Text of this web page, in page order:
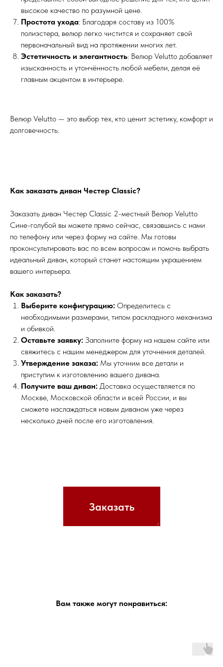
высокое качество по разумной цене.
Простота ухода: Благодаря составу из 100%
полиэстера, велюр легко чистится и сохраняет свой
первоначальный вид на протяжении многих лет.
Эстетичность и элегантность: Велюр Velutto добавляет
изысканность и утончённость любой мебели, делая её
главным акцентом в интерьере.
Велюр Velutto — это выбор тех, кто ценит эстетику, комфорт и
долговечность.
Как заказать диван Честер Classic?
Заказать диван Честер Classic 2-местный Велюр Velutto
Сине-голубой вы можете прямо сейчас, связавшись с нами
по телефону или через форму на сайте. Мы готовы
проконсультировать вас по всем вопросам и помочь выбрать
идеальный диван, который станет настоящим украшением
вашего интерьера.
Как заказать?
Выберите конфигурацию: Определитесь с
необходимыми размерами, типом раскладного механизма
и обивкой.
Оставьте заявку: Заполните форму на нашем сайте или
свяжитесь с нашим менеджером для уточнения деталей.
Утверждение заказа: Мы уточним все детали и
приступим к изготовлению вашего дивана.
Получите ваш диван: Доставка осуществляется по
Москве, Московской области и всей России, и вы
сможете наслаждаться новым диваном уже через
несколько дней после его изготовления.
Заказать
Вам также могут понравиться: